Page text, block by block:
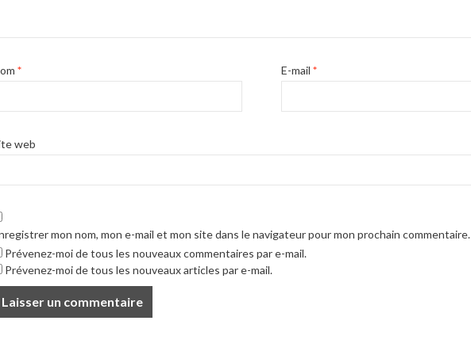
* E-mail*
web
mon nom, mon e-mail et mon site dans le navigateur pour mon prochain commentaire.
Prévenez-moi de tous les nouveaux commentaires par e-mail.
Prévenez-moi de tous les nouveaux articles par e-mail.